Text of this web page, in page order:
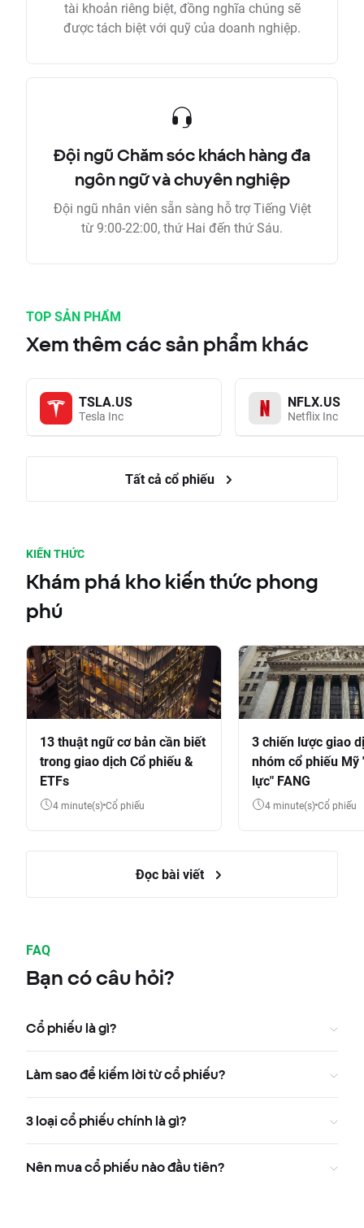
tài khoản riêng biệt, đồng nghĩa chúng sẽ
được tách biệt với quỹ của doanh nghiệp.
Đội ngũ Chăm sóc khách hàng đa
ngôn ngữ và chuyên nghiệp
Đội ngũ nhân viên sẵn sàng hỗ trợ Tiếng Việt
từ 9:00-22:00, thứ Hai đến thứ Sáu.
TOP SẢN PHẨM
Xem thêm các sản phẩm khác
TSLA.US
Tesla Inc
NFLX.US
Netflix Inc
Tất cả cổ phiếu
KIẾN THỨC
Khám phá kho kiến thức phong
phú
13 thuật ngữ cơ bản cần biết
trong giao dịch Cổ phiếu &
ETFs
4 minute(s) Cổ phiếu
3 chiến lược giao
nhóm cổ phiếu Mỹ
lực" FANG
4 minute(s) Cổ phiếu
Đọc bài viết
FAQ
Bạn có câu hỏi?
Cổ phiếu là gì?
Làm sao để kiếm lời từ cổ phiếu?
3 loại cổ phiếu chính là gì?
Nên mua cổ phiếu nào đầu tiên?